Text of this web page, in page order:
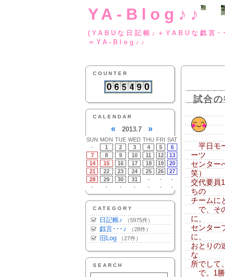
YA-Blog♪♪
(YABUな日記帳♪
＝YA-Blog♪♪
COUNTER
CALENDAR
« 2013.7 »
SUN MON TUE WED THU FRI SAT
-
1 2 3 4 5
6
7
8 9 10 11 12
13
14
15 16 17 18 19
20
21
22 23 24 25 26
27
28
29 30 31 - -
-
-
- - - - - -
CATEGORY
日記帳♪ （5975件）
戯言･･･♪ （28件）
旧Log （27件）
SEARCH
試合
平日モ
ーツ
センター
笑）
交代要員
ちの
チームに
で、そ
に、
センター
に、
おとりの
な
所でして
で。1勝